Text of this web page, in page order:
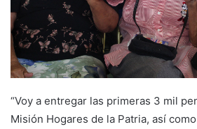
“Voy a entregar las primeras 3 mil
Misión Hogares de la Patria, así